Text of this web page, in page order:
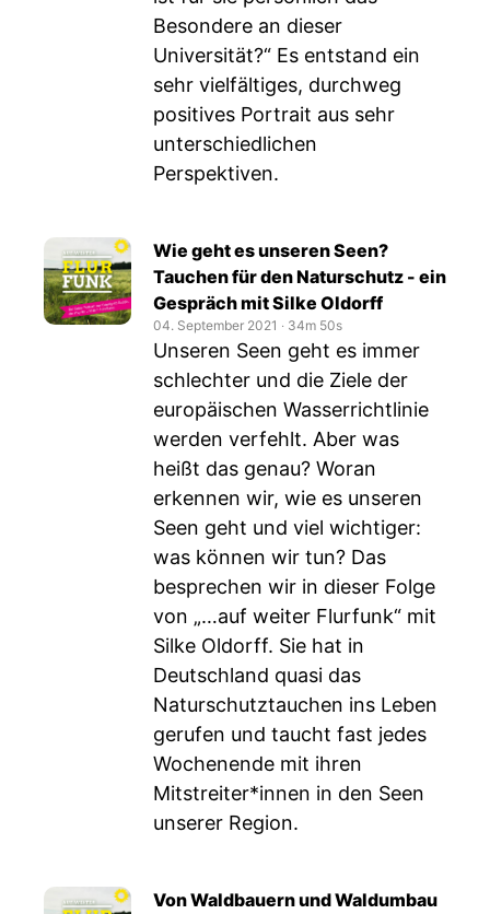
Besondere an dieser
Universität?“ Es entstand ein
sehr vielfältiges, durchweg
positives Portrait aus sehr
unterschiedlichen
Perspektiven.
Wie geht es unseren Seen?
Tauchen für den Naturschutz - ein
Gespräch mit Silke Oldorff
04. September 2021 ‧ 34m 50s
Unseren Seen geht es immer
schlechter und die Ziele der
europäischen Wasserrichtlinie
werden verfehlt. Aber was
heißt das genau? Woran
erkennen wir, wie es unseren
Seen geht und viel wichtiger:
was können wir tun? Das
besprechen wir in dieser Folge
von „…auf weiter Flurfunk“ mit
Silke Oldorff. Sie hat in
Deutschland quasi das
Naturschutztauchen ins Leben
gerufen und taucht fast jedes
Wochenende mit ihren
Mitstreiter*innen in den Seen
unserer Region.
Von Waldbauern und Waldumbau